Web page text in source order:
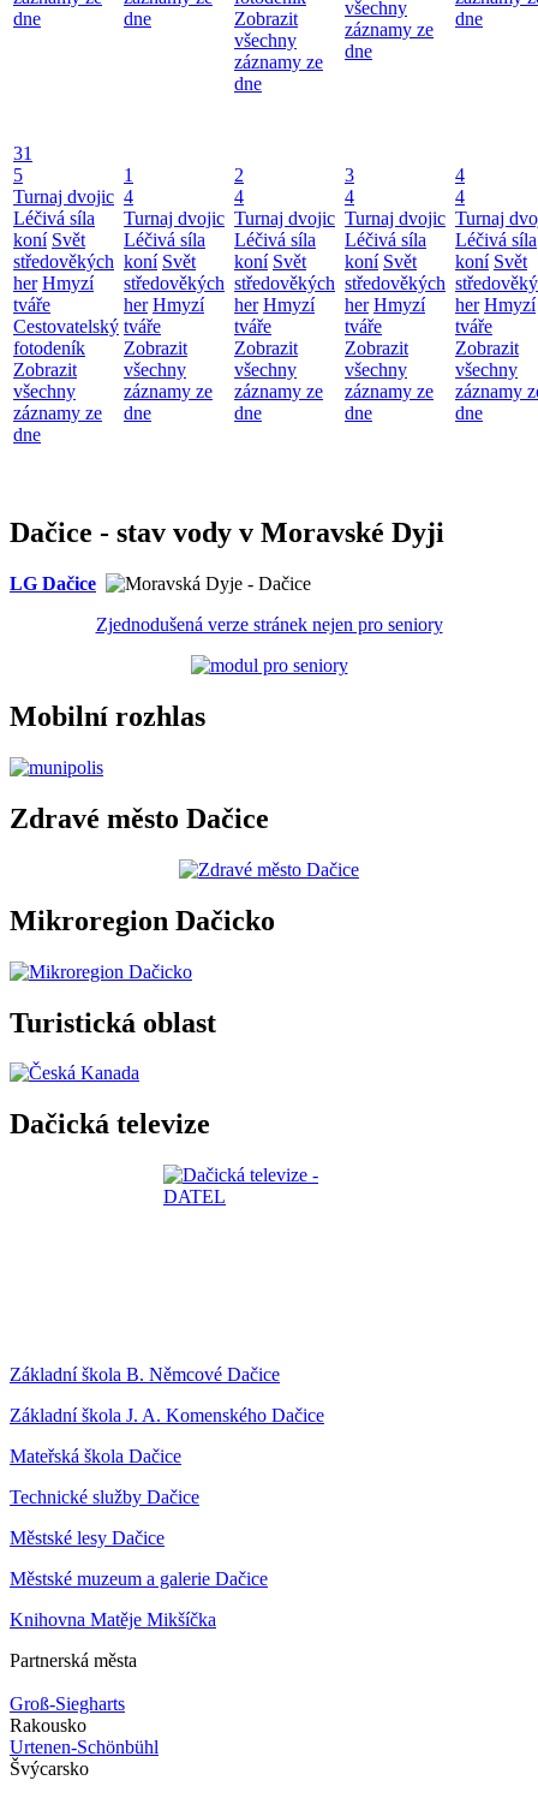
dne
dne
Zobrazit
všechny
záznamy ze
dne
všechny
záznamy ze
dne
dne
31
5
Turnaj dvojic
Léčivá síla
koní Svět
středověkých
her Hmyzí
tváře
Cestovatelský
fotodeník
Zobrazit
všechny
záznamy ze
dne
1
4
Turnaj dvojic
Léčivá síla
koní Svět
středověkých
her Hmyzí
tváře
Zobrazit
všechny
záznamy ze
dne
2
4
Turnaj dvojic
Léčivá síla
koní Svět
středověkých
her Hmyzí
tváře
Zobrazit
všechny
záznamy ze
dne
3
4
Turnaj dvojic
Léčivá síla
koní Svět
středověkých
her Hmyzí
tváře
Zobrazit
všechny
záznamy ze
dne
4
4
Turnaj
Léčivá síla
koní Svět
her Hmyzí
tváře
Zobrazit
všechny
záznamy
dne
Dačice - stav vody v Moravské Dyji
LG Dačice
Zjednodušená verze stránek nejen pro seniory
Mobilní rozhlas
Zdravé město Dačice
Mikroregion Dačicko
Turistická oblast
Dačická televize
Základní škola B. Němcové Dačice
Základní škola J. A. Komenského Dačice
Mateřská škola Dačice
Technické služby Dačice
Městské lesy Dačice
Městské muzeum a galerie Dačice
Knihovna Matěje Mikšíčka
Partnerská města
Groß-Siegharts
Rakousko
Urtenen-Schönbühl
Švýcarsko